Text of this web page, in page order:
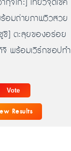
จิโกะ] เที่ยวจุดเช็ค
มถ่ายภาพวิวสวย
] ตะลุยของอร่อย
พร้อมเวิร์กชอปทำ
Results